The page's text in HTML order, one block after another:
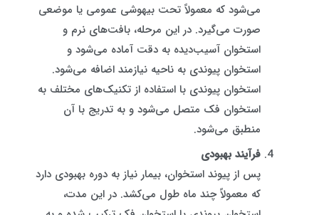
می‌شود که معمولاً تحت بیهوشی عمومی یا موضعی
صورت می‌گیرد. در این مرحله، بافت‌های نرم و
استخوان آسیب‌دیده به دقت آماده می‌شود و
استخوان پیوندی به ناحیه نیازمند اضافه می‌شود.
استخوان پیوندی با استفاده از تکنیک‌های مختلف به
استخوان فک متصل می‌شود و به تدریج با آن
منطبق می‌شود.
فرآیند بهبودی
پس از پیوند استخوان، بیمار نیاز به دوره بهبودی دارد
که معمولاً چند ماه طول می‌کشد. در این مدت،